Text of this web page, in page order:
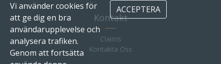
Kontakt
Claims
Kontakta Oss
Vi använder cookies för
att ge dig en bra
användarupplevelse och
analysera trafiken.
Genom att fortsätta
ACCEPTERA